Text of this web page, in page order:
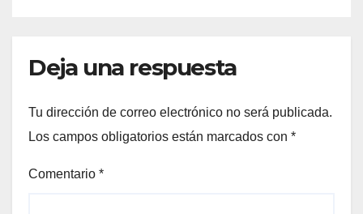
Deja una respuesta
Tu dirección de correo electrónico no será publicada.
Los campos obligatorios están marcados con *
Comentario *